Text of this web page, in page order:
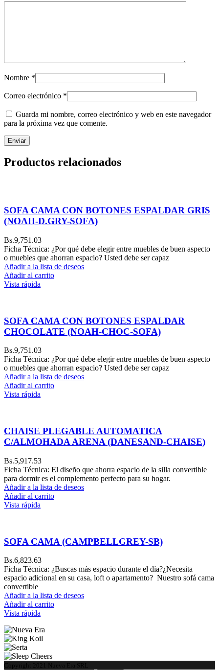
Nombre *
Correo electrónico *
Guarda mi nombre, correo electrónico y web en este navegador
para la próxima vez que comente.
Productos relacionados
SOFA CAMA CON BOTONES ESPALDAR GRIS
(NOAH-D.GRY-SOFA)
Bs.9,751.03
Ficha Técnica: ¿Por qué debe elegir entre muebles de buen aspecto
o muebles que ahorran espacio? Usted debe ser capaz
Añadir a la lista de deseos
Añadir al carrito
Vista rápida
SOFA CAMA CON BOTONES ESPALDAR
CHOCOLATE (NOAH-CHOC-SOFA)
Bs.9,751.03
Ficha Técnica: ¿Por qué debe elegir entre muebles de buen aspecto
o muebles que ahorran espacio? Usted debe ser capaz
Añadir a la lista de deseos
Añadir al carrito
Vista rápida
CHAISE PLEGABLE AUTOMATICA
C/ALMOHADA ARENA (DANESAND-CHAISE)
Bs.5,917.53
Ficha Técnica: El diseño que ahorra espacio de la silla convertible
para dormir es el complemento perfecto para su hogar.
Añadir a la lista de deseos
Añadir al carrito
Vista rápida
SOFA CAMA (CAMPBELLGREY-SB)
Bs.6,823.63
Ficha Técnica: ¿Buscas más espacio durante el día?¿Necesita
espacio adicional en su casa, loft o apartamento? Nuestro sofá cama
convertible
Añadir a la lista de deseos
Añadir al carrito
Vista rápida
Copyright 2021 Nueva Era SRL